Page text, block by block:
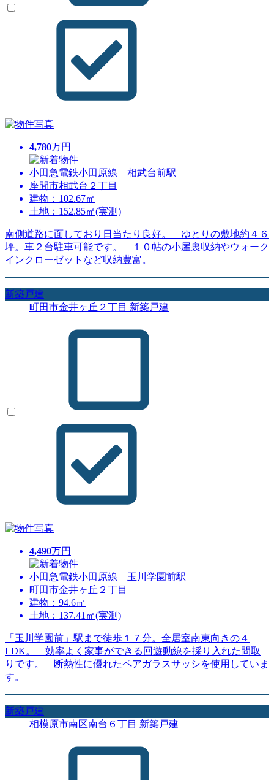
4,780万円
小田急電鉄小田原線 相武台前駅
座間市相武台２丁目
建物：102.67㎡
土地：152.85㎡(実測)
南側道路に面しており日当たり良好。 ゆとりの敷地約４６
坪。車２台駐車可能です。 １０帖の小屋裏収納やウォーク
インクローゼットなど収納豊富。
新築戸建
町田市金井ヶ丘２丁目 新築戸建
4,490万円
小田急電鉄小田原線 玉川学園前駅
町田市金井ヶ丘２丁目
建物：94.6㎡
土地：137.41㎡(実測)
「玉川学園前」駅まで徒歩１７分。全居室南東向きの４
LDK。 効率よく家事ができる回遊動線を採り入れた間取
りです。 断熱性に優れたペアガラスサッシを使用していま
す。
新築戸建
相模原市南区南台６丁目 新築戸建